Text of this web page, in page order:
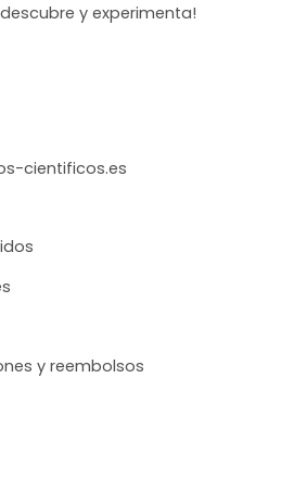
y experimenta!
cientificos.es
y reembolsos